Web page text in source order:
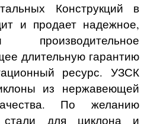
Конструкций в
и продает надежное,
длительную гарантию
ресурс. УЗСК
из нержавеющей
По желанию
стали для циклона и